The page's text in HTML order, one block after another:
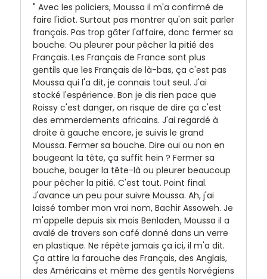
" Avec les policiers, Moussa il m'a confirmé de
faire l'idiot. Surtout pas montrer qu'on sait parler
français. Pas trop gâter l'affaire, donc fermer sa
bouche. Ou pleurer pour pêcher la pitié des
Français. Les Français de France sont plus
gentils que les Français de là-bas, ça c'est pas
Moussa qui l'a dit, je connais tout seul. J'ai
stocké l'espérience. Bon je dis rien pace que
Roissy c'est danger, on risque de dire ça c'est
des emmerdements africains. J'ai regardé à
droite à gauche encore, je suivis le grand
Moussa. Fermer sa bouche. Dire oui ou non en
bougeant la tête, ça suffit hein ? Fermer sa
bouche, bouger la tête-là ou pleurer beaucoup
pour pêcher la pitié. C'est tout. Point final.
J'avance un peu pour suivre Moussa. Ah, j'ai
laissé tomber mon vrai nom, Bachir Assoweh. Je
m'appelle depuis six mois Benladen, Moussa il a
avalé de travers son café donné dans un verre
en plastique. Ne répète jamais ça ici, il m'a dit.
Ça attire la farouche des Français, des Anglais,
des Américains et même des gentils Norvégiens